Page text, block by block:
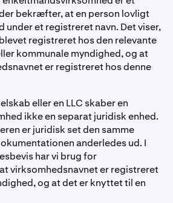
bekræfter, at en person lovligt
under et registreret navn. Det viser,
registreret hos den relevante
kommunale myndighed, og at
er registreret hos denne
eller en LLC skaber en
ikke en separat juridisk enhed.
er juridisk set den samme
anderledes ud. I
har vi brug for
virksomhedsnavnet er registreret
og at det er knyttet til en